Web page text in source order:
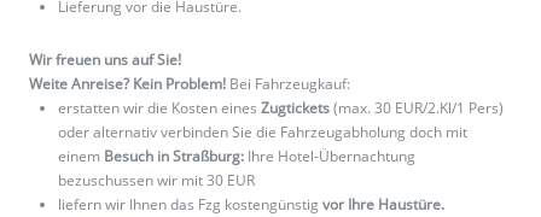
Lieferung vor die Haustüre.
Wir freuen uns auf Sie!
Weite Anreise? Kein Problem! Bei Fahrzeugkauf:
erstatten wir die Kosten eines Zugtickets(max. 30 EUR/2.Kl/1 Pers)
oder alternativ verbinden Sie die Fahrzeugabholung doch mit
einem Besuch in Straßburg: Ihre Hotel-Übernachtung
bezuschussen wir mit 30 EUR
liefern wir Ihnen das Fzg kostengünstig vor Ihre Haustüre.